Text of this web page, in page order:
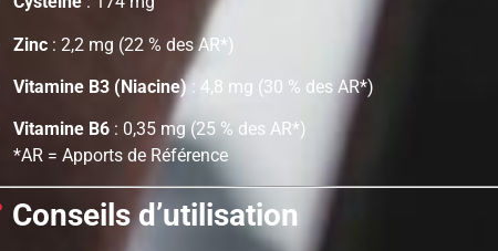
Zinc : 2,2 mg (22 % des AR*)
Vitamine B3 (Niacine): 4,8 mg (30 % des AR*)
Vitamine B6 : 0,35 mg (25 % des AR*)
*AR = Apports de Référence
Conseils d’utilisation